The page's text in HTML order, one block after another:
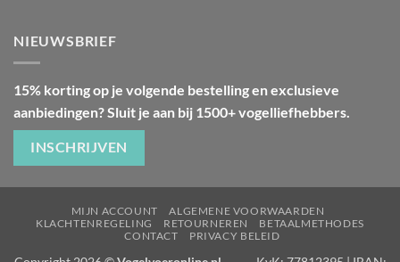
NIEUWSBRIEF
15% korting op je volgende bestelling en exclusieve
aanbiedingen? Sluit je aan bij 1500+ vogelliefhebbers.
INSCHRIJVEN
MIJN ACCOUNT
ALGEMENE VOORWAARDEN
KLACHTENREGELING
RETOURNEREN
BETAALMETHODES
CONTACT
PRIVACY BELEID